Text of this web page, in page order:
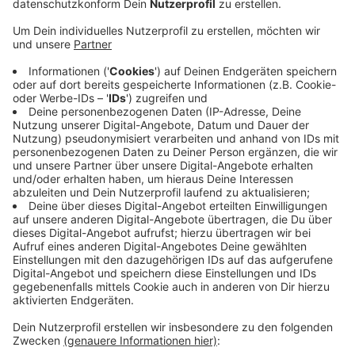
Mittwoch, 30.03.2022 15:38
Grund für die Verfärbung ist nicht Farbe, Blut oder eine
Chemikalie, sondern die die Blüten der
Burgunderblutalge. Für Menschen und Tiere kann die
Alge gesundheitsschädlich sein. Aus biologischer Sicht
ist diese Algenblüte aber kein ungewöhnliches
Phänomen. In den Wintermonaten sei dies üblich und
erfordere normalerweise keine weiteren Maßnahmen.
Ob sich der Algenteppich bis zum Start der
Badesaison Mitte Mai wieder "aufgelöst" hat, kann
niemand voraussagen.